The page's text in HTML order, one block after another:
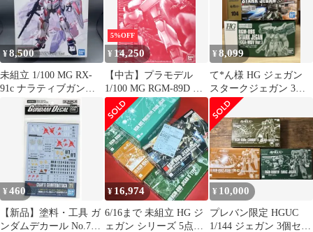
¥8,500
未組立 1/100 MG RX-
91c ナラティブガンダ
ム C装備 Ver.Ka
5%OFF
¥ 14,250
【中古】プラモデル
1/100 MG RGM-89D ジ
ェガン D型(先行配備
機) 「機動戦士ガンダ
ムUC MSV」 プレミア
ムバンダイ限定
[5059138]
¥8,099
て*ん様 HG ジェガン
スタークジェガン 3種
セット
¥460
【新品】塗料・工具 ガ
ンダムデカール No.71
¥ 16,974
6/16まで 未組立 HG ジ
ェガン シリーズ 5点セ
¥ 10,000
プレバン限定 HGUC
1/144 ジェガン 3個セッ